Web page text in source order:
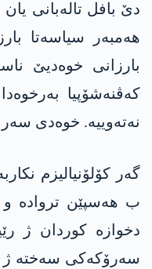
دێ بافل تالەبانی
ھەمبەر سیاسەتا
بارزانی خوەدیێ
کەڤنەشۆپیا
نەتەوییە. خوەدی
گەر کۆلۆنیالیزم
ب ھەسپێن تروادە
دخوازە کوردان ژ
سەرۆکەکی سەختە ژ